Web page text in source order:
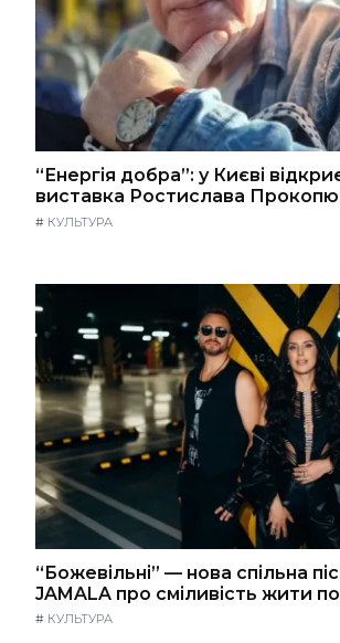
“Енергія добра”: у Києві
виставка Ростислава
# КУЛЬТУРА
“Божевільні” — нова спільна
JAMALA про сміливість жити
# КУЛЬТУРА